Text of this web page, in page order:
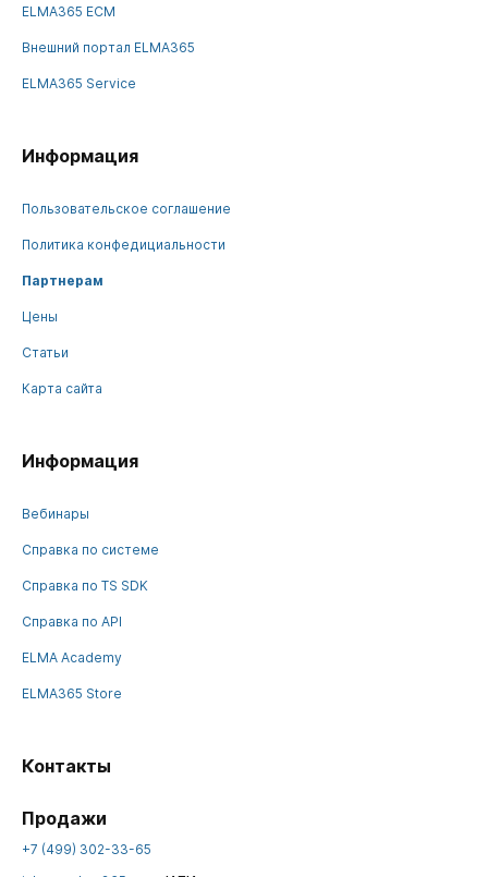
ELMA365 ECM
Внешний портал ELMA365
ELMA365 Service
Информация
Пользовательское соглашение
Политика конфедициальности
Партнерам
Цены
Статьи
Карта сайта
Информация
Вебинары
Справка по системе
Справка по TS SDK
Справка по API
ELMA Academy
ELMA365 Store
Контакты
Продажи
+7 (499) 302-33-65